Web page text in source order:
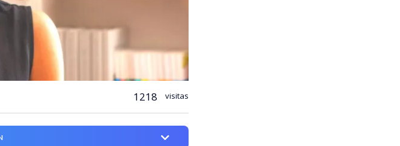
1218 visitas